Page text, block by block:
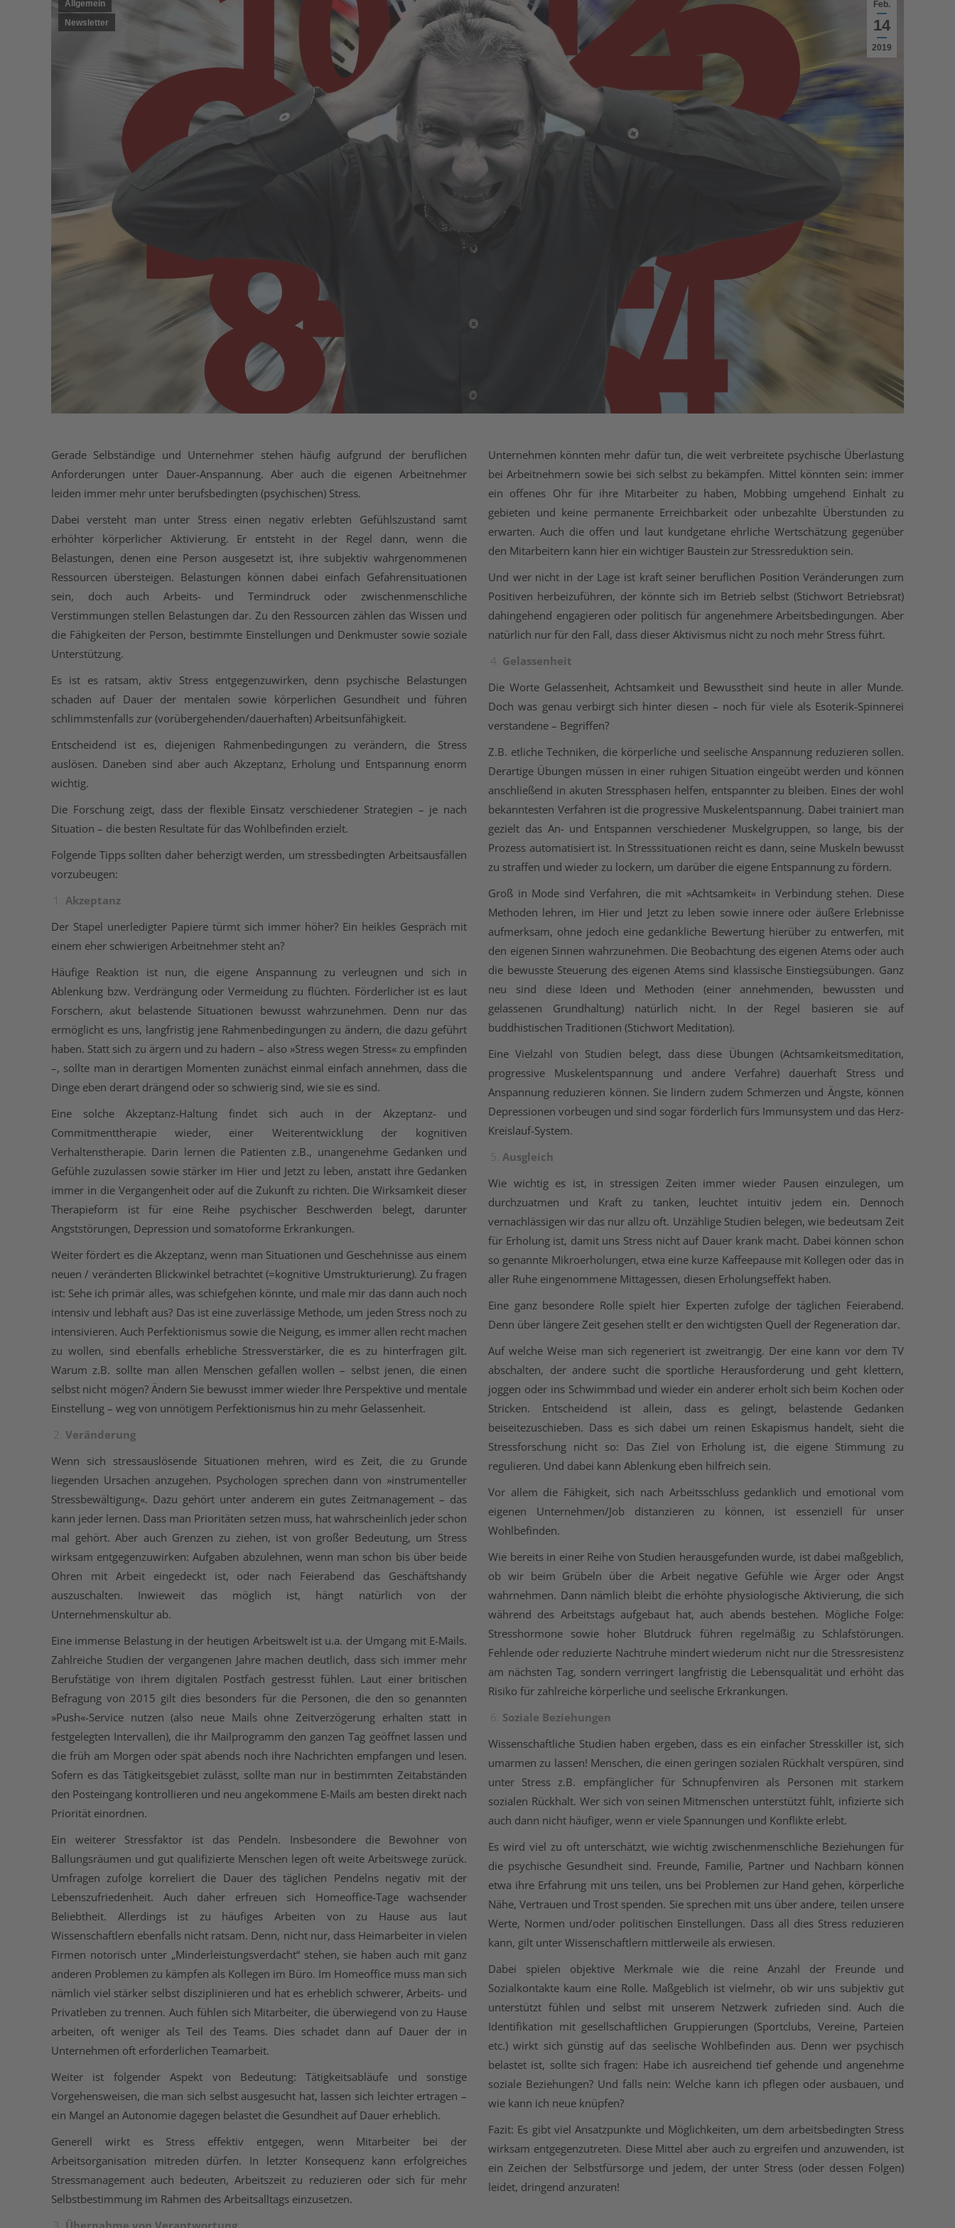
Feb.
14
2019
Allgemein
Newsletter
Gerade Selbständige und Unternehmer stehen häufig aufgrund der beruflichen
Anforderungen unter Dauer-Anspannung. Aber auch die eigenen Arbeitnehmer
leiden immer mehr unter berufsbedingten (psychischen) Stress.
Dabei versteht man unter Stress einen negativ erlebten Gefühlszustand samt
erhöhter körperlicher Aktivierung. Er entsteht in der Regel dann, wenn die
Belastungen, denen eine Person ausgesetzt ist, ihre subjektiv wahrgenommenen
Ressourcen übersteigen. Belastungen können dabei einfach Gefahrensituationen
sein, doch auch Arbeits- und Termindruck oder zwischenmenschliche
Verstimmungen stellen Belastungen dar. Zu den Ressourcen zählen das Wissen und
die Fähigkeiten der Person, bestimmte Einstellungen und Denkmuster sowie soziale
Unterstützung.
Es ist es ratsam, aktiv Stress entgegenzuwirken, denn psychische Belastungen
schaden auf Dauer der mentalen sowie körperlichen Gesundheit und führen
schlimmstenfalls zur (vorübergehenden/dauerhaften) Arbeitsunfähigkeit.
Entscheidend ist es, diejenigen Rahmenbedingungen zu verändern, die Stress
auslösen. Daneben sind aber auch Akzeptanz, Erholung und Entspannung enorm
wichtig.
Die Forschung zeigt, dass der flexible Einsatz verschiedener Strategien – je nach
Situation – die besten Resultate für das Wohlbefinden erzielt.
Folgende Tipps sollten daher beherzigt werden, um stressbedingten Arbeitsausfällen
vorzubeugen:
Akzeptanz
Der Stapel unerledigter Papiere türmt sich immer höher? Ein heikles Gespräch mit
einem eher schwierigen Arbeitnehmer steht an?
Häufige Reaktion ist nun, die eigene Anspannung zu verleugnen und sich in
Ablenkung bzw. Verdrängung oder Vermeidung zu flüchten. Förderlicher ist es laut
Forschern, akut belastende Situationen bewusst wahrzunehmen. Denn nur das
ermöglicht es uns, langfristig jene Rahmenbedingungen zu ändern, die dazu geführt
haben. Statt sich zu ärgern und zu hadern – also »Stress wegen Stress« zu empfinden
–, sollte man in derartigen Momenten zunächst einmal einfach annehmen, dass die
Dinge eben derart drängend oder so schwierig sind, wie sie es sind.
Eine solche Akzeptanz-Haltung findet sich auch in der Akzeptanz- und
Commitmenttherapie wieder, einer Weiterentwicklung der kognitiven
Verhaltenstherapie. Darin lernen die Patienten z.B., unangenehme Gedanken und
Gefühle zuzulassen sowie stärker im Hier und Jetzt zu leben, anstatt ihre Gedanken
immer in die Vergangenheit oder auf die Zukunft zu richten. Die Wirksamkeit dieser
Therapieform ist für eine Reihe psychischer Beschwerden belegt, darunter
Angststörungen, Depression und somatoforme Erkrankungen.
Weiter fördert es die Akzeptanz, wenn man Situationen und Geschehnisse aus einem
neuen / veränderten Blickwinkel betrachtet (=kognitive Umstrukturierung). Zu fragen
ist: Sehe ich primär alles, was schiefgehen könnte, und male mir das dann auch noch
intensiv und lebhaft aus? Das ist eine zuverlässige Methode, um jeden Stress noch zu
intensivieren. Auch Perfektionismus sowie die Neigung, es immer allen recht machen
zu wollen, sind ebenfalls erhebliche Stressverstärker, die es zu hinterfragen gilt.
Warum z.B. sollte man allen Menschen gefallen wollen – selbst jenen, die einen
selbst nicht mögen? Ändern Sie bewusst immer wieder Ihre Perspektive und mentale
Einstellung – weg von unnötigem Perfektionismus hin zu mehr Gelassenheit.
Veränderung
Wenn sich stressauslösende Situationen mehren, wird es Zeit, die zu Grunde
liegenden Ursachen anzugehen. Psychologen sprechen dann von »instrumenteller
Stressbewältigung«. Dazu gehört unter anderem ein gutes Zeitmanagement – das
kann jeder lernen. Dass man Prioritäten setzen muss, hat wahrscheinlich jeder schon
mal gehört. Aber auch Grenzen zu ziehen, ist von großer Bedeutung, um Stress
wirksam entgegenzuwirken: Aufgaben abzulehnen, wenn man schon bis über beide
Ohren mit Arbeit eingedeckt ist, oder nach Feierabend das Geschäftshandy
auszuschalten. Inwieweit das möglich ist, hängt natürlich von der
Unternehmenskultur ab.
Eine immense Belastung in der heutigen Arbeitswelt ist u.a. der Umgang mit E-Mails.
Zahlreiche Studien der vergangenen Jahre machen deutlich, dass sich immer mehr
Berufstätige von ihrem digitalen Postfach gestresst fühlen. Laut einer britischen
Befragung von 2015 gilt dies besonders für die Personen, die den so genannten
»Push«-Service nutzen (also neue Mails ohne Zeitverzögerung erhalten statt in
festgelegten Intervallen), die ihr Mailprogramm den ganzen Tag geöffnet lassen und
die früh am Morgen oder spät abends noch ihre Nachrichten empfangen und lesen.
Sofern es das Tätigkeitsgebiet zulässt, sollte man nur in bestimmten Zeitabständen
den Posteingang kontrollieren und neu angekommene E-Mails am besten direkt nach
Priorität einordnen.
Ein weiterer Stressfaktor ist das Pendeln. Insbesondere die Bewohner von
Ballungsräumen und gut qualifizierte Menschen legen oft weite Arbeitswege zurück.
Umfragen zufolge korreliert die Dauer des täglichen Pendelns negativ mit der
Lebenszufriedenheit. Auch daher erfreuen sich Homeoffice-Tage wachsender
Beliebtheit. Allerdings ist zu häufiges Arbeiten von zu Hause aus laut
Wissenschaftlern ebenfalls nicht ratsam. Denn, nicht nur, dass Heimarbeiter in vielen
Firmen notorisch unter „Minderleistungsverdacht“ stehen, sie haben auch mit ganz
anderen Problemen zu kämpfen als Kollegen im Büro. Im Homeoffice muss man sich
nämlich viel stärker selbst disziplinieren und hat es erheblich schwerer, Arbeits- und
Privatleben zu trennen. Auch fühlen sich Mitarbeiter, die überwiegend von zu Hause
arbeiten, oft weniger als Teil des Teams. Dies schadet dann auf Dauer der in
Unternehmen oft erforderlichen Teamarbeit.
Weiter ist folgender Aspekt von Bedeutung: Tätigkeitsabläufe und sonstige
Vorgehensweisen, die man sich selbst ausgesucht hat, lassen sich leichter ertragen –
ein Mangel an Autonomie dagegen belastet die Gesundheit auf Dauer erheblich.
Generell wirkt es Stress effektiv entgegen, wenn Mitarbeiter bei der
Arbeitsorganisation mitreden dürfen. In letzter Konsequenz kann erfolgreiches
Stressmanagement auch bedeuten, Arbeitszeit zu reduzieren oder sich für mehr
Selbstbestimmung im Rahmen des Arbeitsalltags einzusetzen.
Übernahme von Verantwortung
Unternehmen könnten mehr dafür tun, die weit verbreitete psychische Überlastung
bei Arbeitnehmern sowie bei sich selbst zu bekämpfen. Mittel könnten sein: immer
ein offenes Ohr für ihre Mitarbeiter zu haben, Mobbing umgehend Einhalt zu
gebieten und keine permanente Erreichbarkeit oder unbezahlte Überstunden zu
erwarten. Auch die offen und laut kundgetane ehrliche Wertschätzung gegenüber
den Mitarbeitern kann hier ein wichtiger Baustein zur Stressreduktion sein.
Und wer nicht in der Lage ist kraft seiner beruflichen Position Veränderungen zum
Positiven herbeizuführen, der könnte sich im Betrieb selbst (Stichwort Betriebsrat)
dahingehend engagieren oder politisch für angenehmere Arbeitsbedingungen. Aber
natürlich nur für den Fall, dass dieser Aktivismus nicht zu noch mehr Stress führt.
Gelassenheit
Die Worte Gelassenheit, Achtsamkeit und Bewusstheit sind heute in aller Munde.
Doch was genau verbirgt sich hinter diesen – noch für viele als Esoterik-Spinnerei
verstandene – Begriffen?
Z.B. etliche Techniken, die körperliche und seelische Anspannung reduzieren sollen.
Derartige Übungen müssen in einer ruhigen Situation eingeübt werden und können
anschließend in akuten Stressphasen helfen, entspannter zu bleiben. Eines der wohl
bekanntesten Verfahren ist die progressive Muskelentspannung. Dabei trainiert man
gezielt das An- und Entspannen verschiedener Muskelgruppen, so lange, bis der
Prozess automatisiert ist. In Stresssituationen reicht es dann, seine Muskeln bewusst
zu straffen und wieder zu lockern, um darüber die eigene Entspannung zu fördern.
Groß in Mode sind Verfahren, die mit »Achtsamkeit« in Verbindung stehen. Diese
Methoden lehren, im Hier und Jetzt zu leben sowie innere oder äußere Erlebnisse
aufmerksam, ohne jedoch eine gedankliche Bewertung hierüber zu entwerfen, mit
den eigenen Sinnen wahrzunehmen. Die Beobachtung des eigenen Atems oder auch
die bewusste Steuerung des eigenen Atems sind klassische Einstiegsübungen. Ganz
neu sind diese Ideen und Methoden (einer annehmenden, bewussten und
gelassenen Grundhaltung) natürlich nicht. In der Regel basieren sie auf
buddhistischen Traditionen (Stichwort Meditation).
Eine Vielzahl von Studien belegt, dass diese Übungen (Achtsamkeitsmeditation,
progressive Muskelentspannung und andere Verfahre) dauerhaft Stress und
Anspannung reduzieren können. Sie lindern zudem Schmerzen und Ängste, können
Depressionen vorbeugen und sind sogar förderlich fürs Immunsystem und das Herz-
Kreislauf-System.
Ausgleich
Wie wichtig es ist, in stressigen Zeiten immer wieder Pausen einzulegen, um
durchzuatmen und Kraft zu tanken, leuchtet intuitiv jedem ein. Dennoch
vernachlässigen wir das nur allzu oft. Unzählige Studien belegen, wie bedeutsam Zeit
für Erholung ist, damit uns Stress nicht auf Dauer krank macht. Dabei können schon
so genannte Mikroerholungen, etwa eine kurze Kaffeepause mit Kollegen oder das in
aller Ruhe eingenommene Mittagessen, diesen Erholungseffekt haben.
Eine ganz besondere Rolle spielt hier Experten zufolge der täglichen Feierabend.
Denn über längere Zeit gesehen stellt er den wichtigsten Quell der Regeneration dar.
Auf welche Weise man sich regeneriert ist zweitrangig. Der eine kann vor dem TV
abschalten, der andere sucht die sportliche Herausforderung und geht klettern,
joggen oder ins Schwimmbad und wieder ein anderer erholt sich beim Kochen oder
Stricken. Entscheidend ist allein, dass es gelingt, belastende Gedanken
beiseitezuschieben. Dass es sich dabei um reinen Eskapismus handelt, sieht die
Stressforschung nicht so: Das Ziel von Erholung ist, die eigene Stimmung zu
regulieren. Und dabei kann Ablenkung eben hilfreich sein.
Vor allem die Fähigkeit, sich nach Arbeitsschluss gedanklich und emotional vom
eigenen Unternehmen/Job distanzieren zu können, ist essenziell für unser
Wohlbefinden.
Wie bereits in einer Reihe von Studien herausgefunden wurde, ist dabei maßgeblich,
ob wir beim Grübeln über die Arbeit negative Gefühle wie Ärger oder Angst
wahrnehmen. Dann nämlich bleibt die erhöhte physiologische Aktivierung, die sich
während des Arbeitstags aufgebaut hat, auch abends bestehen. Mögliche Folge:
Stresshormone sowie hoher Blutdruck führen regelmäßig zu Schlafstörungen.
Fehlende oder reduzierte Nachtruhe mindert wiederum nicht nur die Stressresistenz
am nächsten Tag, sondern verringert langfristig die Lebensqualität und erhöht das
Risiko für zahlreiche körperliche und seelische Erkrankungen.
Soziale Beziehungen
Wissenschaftliche Studien haben ergeben, dass es ein einfacher Stresskiller ist, sich
umarmen zu lassen! Menschen, die einen geringen sozialen Rückhalt verspüren, sind
unter Stress z.B. empfänglicher für Schnupfenviren als Personen mit starkem
sozialen Rückhalt. Wer sich von seinen Mitmenschen unterstützt fühlt, infizierte sich
auch dann nicht häufiger, wenn er viele Spannungen und Konflikte erlebt.
Es wird viel zu oft unterschätzt, wie wichtig zwischenmenschliche Beziehungen für
die psychische Gesundheit sind. Freunde, Familie, Partner und Nachbarn können
etwa ihre Erfahrung mit uns teilen, uns bei Problemen zur Hand gehen, körperliche
Nähe, Vertrauen und Trost spenden. Sie sprechen mit uns über andere, teilen unsere
Werte, Normen und/oder politischen Einstellungen. Dass all dies Stress reduzieren
kann, gilt unter Wissenschaftlern mittlerweile als erwiesen.
Dabei spielen objektive Merkmale wie die reine Anzahl der Freunde und
Sozialkontakte kaum eine Rolle. Maßgeblich ist vielmehr, ob wir uns subjektiv gut
unterstützt fühlen und selbst mit unserem Netzwerk zufrieden sind. Auch die
Identifikation mit gesellschaftlichen Gruppierungen (Sportclubs, Vereine, Parteien
etc.) wirkt sich günstig auf das seelische Wohlbefinden aus. Denn wer psychisch
belastet ist, sollte sich fragen: Habe ich ausreichend tief gehende und angenehme
soziale Beziehungen? Und falls nein: Welche kann ich pflegen oder ausbauen, und
wie kann ich neue knüpfen?
Fazit: Es gibt viel Ansatzpunkte und Möglichkeiten, um dem arbeitsbedingten Stress
wirksam entgegenzutreten. Diese Mittel aber auch zu ergreifen und anzuwenden, ist
ein Zeichen der Selbstfürsorge und jedem, der unter Stress (oder dessen Folgen)
leidet, dringend anzuraten!